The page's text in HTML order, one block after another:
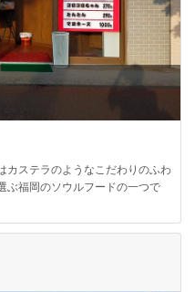
カステラのようなこだわりのふわ
ぶ福岡のソウルフードの一つで